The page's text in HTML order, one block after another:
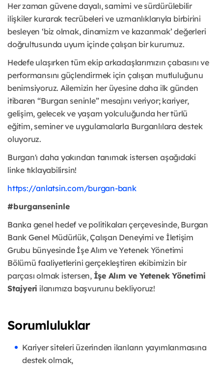
Her zaman güvene dayalı, samimi ve sürdürülebilir
ilişkiler kurarak tecrübeleri ve uzmanlıklarıyla birbirini
besleyen ‘biz olmak, dinamizm ve kazanmak’ değerleri
doğrultusunda uyum içinde çalışan bir kurumuz.
Hedefe ulaşırken tüm ekip arkadaşlarımızın çabasını ve
performansını güçlendirmek için çalışan mutluluğunu
benimsiyoruz. Ailemizin her üyesine daha ilk günden
itibaren “Burgan seninle” mesajını veriyor; kariyer,
gelişim, gelecek ve yaşam yolculuğunda her türlü
eğitim, seminer ve uygulamalarla Burganlılara destek
oluyoruz.
Burgan'ı daha yakından tanımak istersen aşağıdaki
linke tıklayabilirsin!
https://anlatsin.com/burgan-bank
#burganseninle
Banka genel hedef ve politikaları çerçevesinde, Burgan
Bank Genel Müdürlük, Çalışan Deneyimi ve İletişim
Grubu bünyesinde İşe Alım ve Yetenek Yönetimi
Bölümü faaliyetlerini gerçekleştiren ekibimizin bir
parçası olmak istersen, İşe Alım ve Yetenek Yönetimi
Stajyeri ilanımıza başvurunu bekliyoruz!
Sorumluluklar
Kariyer siteleri üzerinden ilanların yayımlanmasına
destek olmak,